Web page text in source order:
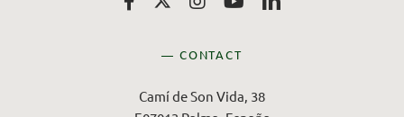
— CONTACT
Camí de Son Vida, 38